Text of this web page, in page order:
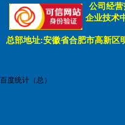
公司经
企业技术
总部地址:安徽省合肥市高新区
百度统计（总）